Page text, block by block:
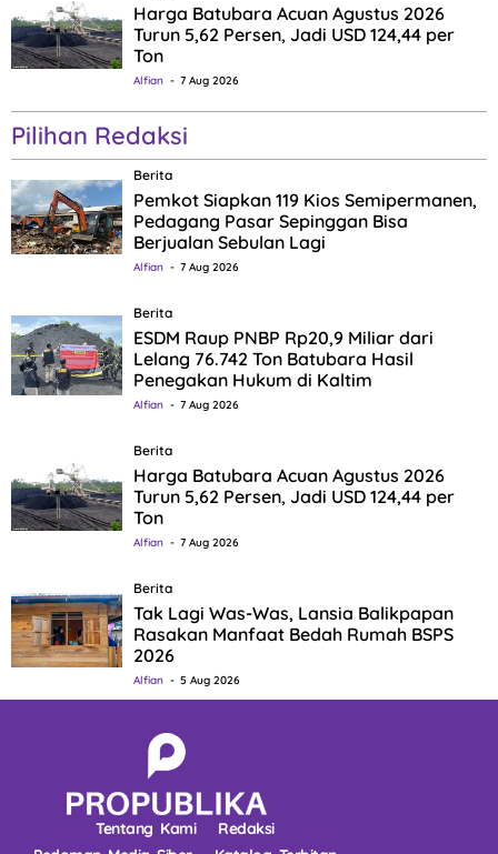
Harga Batubara Acuan Agustus 2026
Turun 5,62 Persen, Jadi USD 124,44 per
Ton
Alfian 7 Aug 2026
Pilihan Redaksi
Berita
Pemkot Siapkan 119 Kios Semipermanen,
Pedagang Pasar Sepinggan Bisa
Berjualan Sebulan Lagi
Alfian 7 Aug 2026
Berita
ESDM Raup PNBP Rp20,9 Miliar dari
Lelang 76.742 Ton Batubara Hasil
Penegakan Hukum di Kaltim
Alfian 7 Aug 2026
Berita
Harga Batubara Acuan Agustus 2026
Turun 5,62 Persen, Jadi USD 124,44 per
Ton
Alfian 7 Aug 2026
Berita
Tak Lagi Was-Was, Lansia Balikpapan
Rasakan Manfaat Bedah Rumah BSPS
2026
Alfian 5 Aug 2026
Tentang Kami
Redaksi